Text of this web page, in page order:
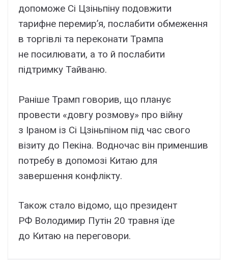
допоможе Сі Цзіньпіну подовжити
тарифне перемир’я, послабити обмеження
в торгівлі та переконати Трампа
не посилювати, а то й послабити
підтримку Тайваню.
Раніше Трамп говорив, що планує
провести «довгу розмову» про війну
з Іраном із Сі Цзіньпіном під час свого
візиту до Пекіна. Водночас він применшив
потребу в допомозі Китаю для
завершення конфлікту.
Також стало відомо, що президент
РФ Володимир Путін 20 травня їде
до Китаю на переговори.